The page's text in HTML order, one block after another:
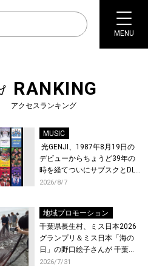
MENU
RANKING
アクセスランキング
MUSIC
光GENJI、1987年8月19日の
デビューからちょうど39年の
時を経てついにサブスクとDL
配信が解禁！
2026/8/7
地域プロモーション
千葉県長生村、ミス日本2026
グランプリ＆ミス日本「海の
日」の野口絵子さんが 千葉県
唯一の村・長生村で地引網を
2026/7/31